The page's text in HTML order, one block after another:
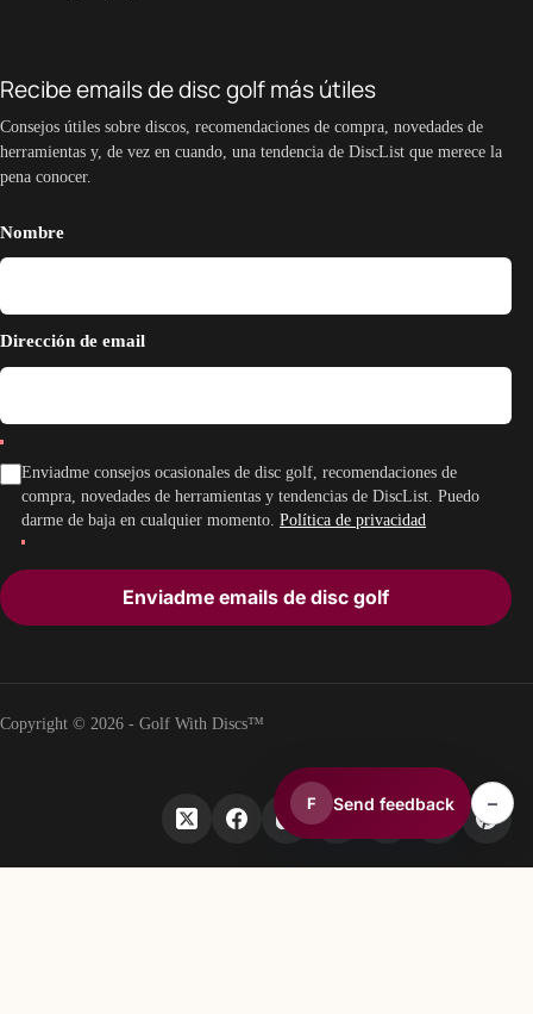
Recibe emails de disc golf más útiles
Consejos útiles sobre discos, recomendaciones de compra, novedades de
herramientas y, de vez en cuando, una tendencia de DiscList que merece la
pena conocer.
Nombre
Dirección de email
Enviadme consejos ocasionales de disc golf, recomendaciones de
compra, novedades de herramientas y tendencias de DiscList. Puedo
darme de baja en cualquier momento. Política de privacidad
Enviadme emails de disc golf
Copyright © 2026 - Golf With Discs™
F Send feedback –